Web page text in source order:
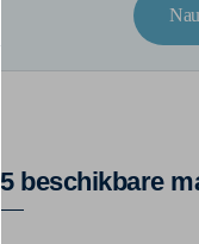
5 beschikbare